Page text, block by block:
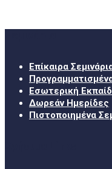
Επίκαιρα
Εσωτερική
Δωρεάν Ημερίδες
Πιστοποιημένα